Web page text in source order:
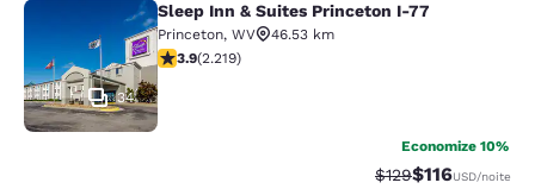
Sleep Inn & Suites Princeton I-77
34
Sleep Inn & Suites Princeton I-77
Princeton, WV
46.53 km
classificação 3.92 estrelas. Bom. 2219 avaliações
3.9(2.219)
Economize 10%
Tarifa anterior
$129Tarifa com
$116USD/noite